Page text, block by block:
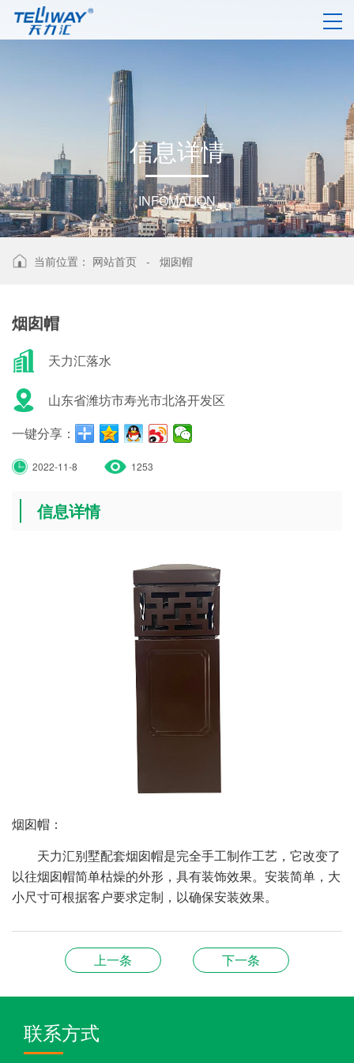
信息详情
INFOMATION
当前位置： 网站首页 - 烟囱帽
烟囱帽
天力汇落水
山东省潍坊市寿光市北洛开发区
一键分享：
2022-11-8 1253
信息详情
烟囱帽：
天力汇别墅配套烟囱帽是完全手工制作工艺，它改变了
以往烟囱帽简单枯燥的外形，具有装饰效果。安装简单，大
小尺寸可根据客户要求定制，以确保安装效果。
上一条 下一条
联系方式